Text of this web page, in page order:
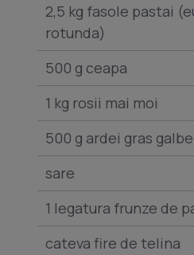
2,5 kg fasole pastai
rotunda)
500 g ceapa
1 kg rosii mai moi
500 g ardei gras
sare
1 legatura frunze de
cateva fire de telina